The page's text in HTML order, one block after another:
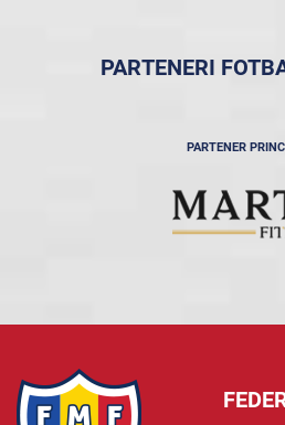
PARTENERI
PARTENER